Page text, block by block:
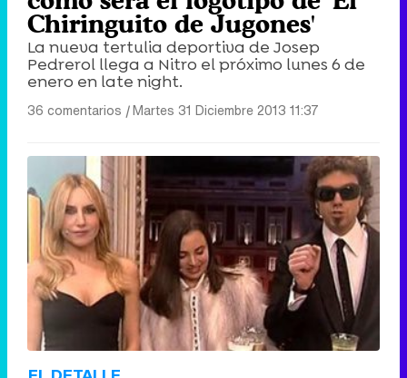
Chiringuito de Jugones'
La nueva tertulia deportiva de Josep
Pedrerol llega a Nitro el próximo lunes 6 de
enero en late night.
36 comentarios |Martes 31 Diciembre 2013 11:37